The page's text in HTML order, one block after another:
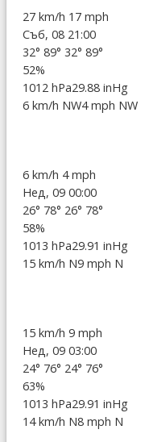
27 km/h 17 mph
Съб, 08 21:00
32° 89° 32° 89°
52%
1012 hPa29.88 inHg
6 km/h NW4 mph NW
6 km/h 4 mph
Нед, 09 00:00
26° 78° 26° 78°
58%
1013 hPa29.91 inHg
15 km/h N9 mph N
15 km/h 9 mph
Нед, 09 03:00
24° 76° 24° 76°
63%
1013 hPa29.91 inHg
14 km/h N8 mph N